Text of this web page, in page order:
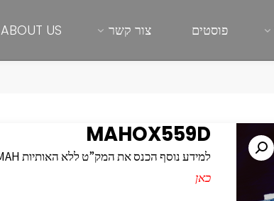
פוסטים צור קשר ABOUT US
MAHOX559D
למידע נוסף הכנס את המק”ט ללא האותיות MAH לחיפוש באתר היצרן
כאן